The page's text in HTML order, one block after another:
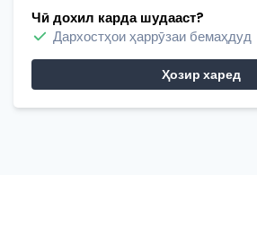
Чӣ дохил карда шудааст?
Дархостҳои ҳаррӯзаи бемаҳдуд
Ҳозир харед